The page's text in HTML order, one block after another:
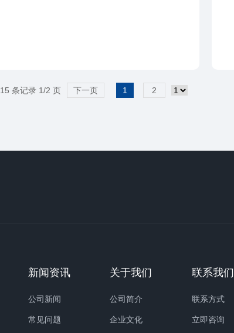
15 条记录 1/2 页 下一页 1 2
新闻资讯
公司新闻
常见问题
关于我们
公司简介
企业文化
联系我们
联系方式
立即咨询